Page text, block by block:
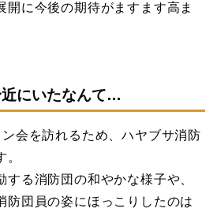
開に今後の期待がますます高ま
にいたなんて…
会を訪れるため、ハヤブサ消防
る消防団の和やかな様子や、
防団員の姿にほっこりしたのは